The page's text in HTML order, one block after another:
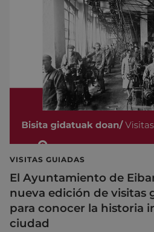
VISITAS GUIADAS
El Ayuntamiento de
nueva edición de visitas
para conocer la historia
ciudad